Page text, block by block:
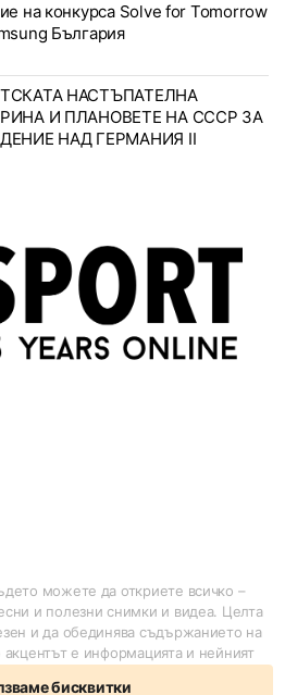
на конкурса Solve for Tomorrow
България
НАСТЪПАТЕЛНА
И ПЛАНОВЕТЕ НА СССР ЗА
НАД ГЕРМАНИЯ II
можете да откриете всичко –
и полезни снимки и видеа. Целта
и да обединява съдържанието на
е информацията и нейният
бисквитки